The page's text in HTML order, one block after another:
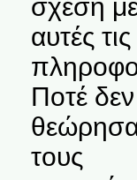
σχέση
αυτές τις
Ποτέ δεν
τους